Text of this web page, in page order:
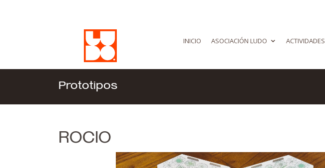
INICIO ASOCIACIÓN LUDO ACTIVIDADES
Prototipos
ROCIO